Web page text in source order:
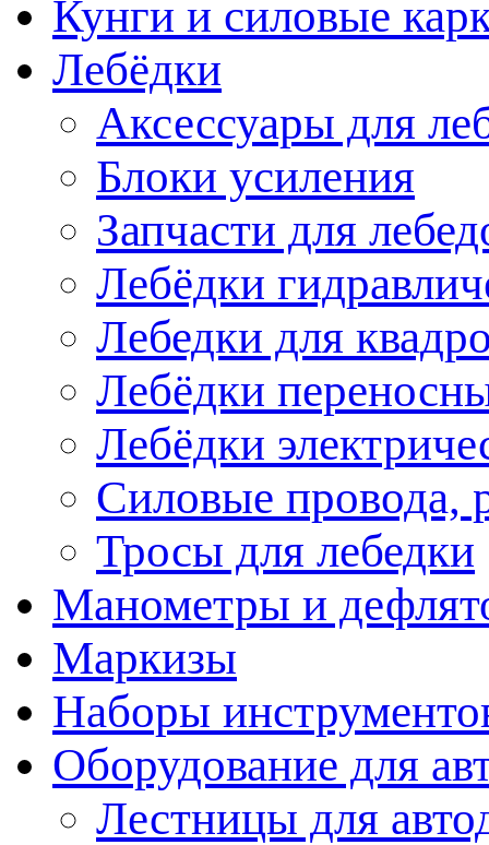
Кунги и силовые
Лебёдки
Аксессуары для
Блоки усиления
Запчасти для
Лебёдки
Лебедки для
Лебёдки
Лебёдки
Силовые провода,
Тросы для лебедки
Манометры и
Маркизы
Наборы
Оборудование для
Лестницы для